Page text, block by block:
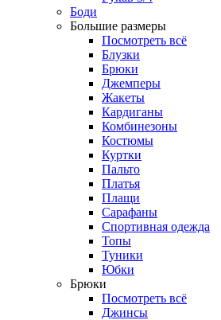
Боди
Большие размеры
Посмотреть всё
Блузки
Брюки
Джемперы
Жакеты
Кардиганы
Комбинезоны
Костюмы
Куртки
Пальто
Платья
Плащи
Сарафаны
Спортивная одежда
Топы
Туники
Юбки
Брюки
Посмотреть всё
Джинсы